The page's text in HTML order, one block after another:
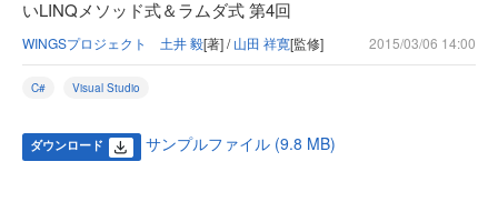
いLINQメソッド式＆ラムダ式 第4回
WINGSプロジェクト 土井 毅[著] /山田 祥寛[監修] 2015/03/06 14:00
C# Visual Studio
ダウンロード サンプルファイル (9.8 MB)